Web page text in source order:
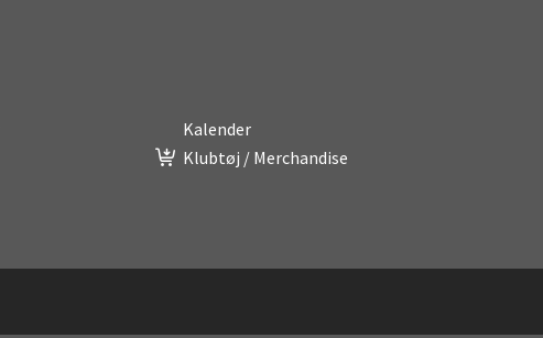
Kalender
Klubtøj / Merchandise